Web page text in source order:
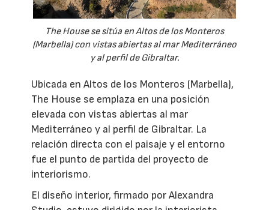
The House se sitúa en Altos de los Monteros
(Marbella) con vistas abiertas al mar Mediterráneo
y al perfil de Gibraltar.
Ubicada en Altos de los Monteros (Marbella),
The House se emplaza en una posición
elevada con vistas abiertas al mar
Mediterráneo y al perfil de Gibraltar. La
relación directa con el paisaje y el entorno
fue el punto de partida del proyecto de
interiorismo.
El diseño interior, firmado por Alexandra